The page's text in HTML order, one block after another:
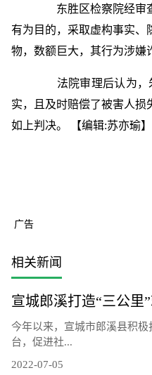
东胜区检察院经审查
有为目的，采取虚构事实、
物，数额巨大，其行为涉嫌
法院审理后认为，
实，且及时赔偿了被害人损
如上判决。
【编辑:苏亦瑜】
广告
相关新闻
今年以来，宣城市郎溪县积
台，促进社...
2022-07-05